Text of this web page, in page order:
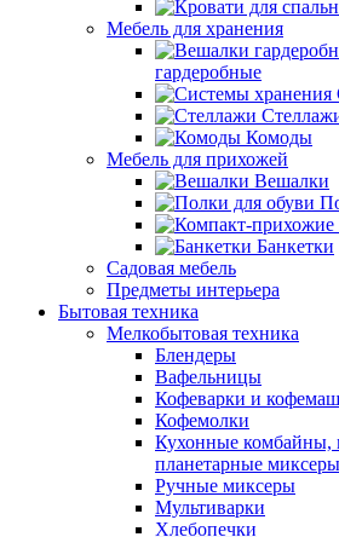
Мебель для хранения
гардеробные
Комоды
Мебель для прихожей
Вешалки
Банкетки
Садовая мебель
Предметы интерьера
Бытовая техника
Мелкобытовая техника
Блендеры
Вафельницы
Кофеварки и
Кофемолки
Кухонные
планетарные миксеры
Ручные миксеры
Мультиварки
Хлебопечки